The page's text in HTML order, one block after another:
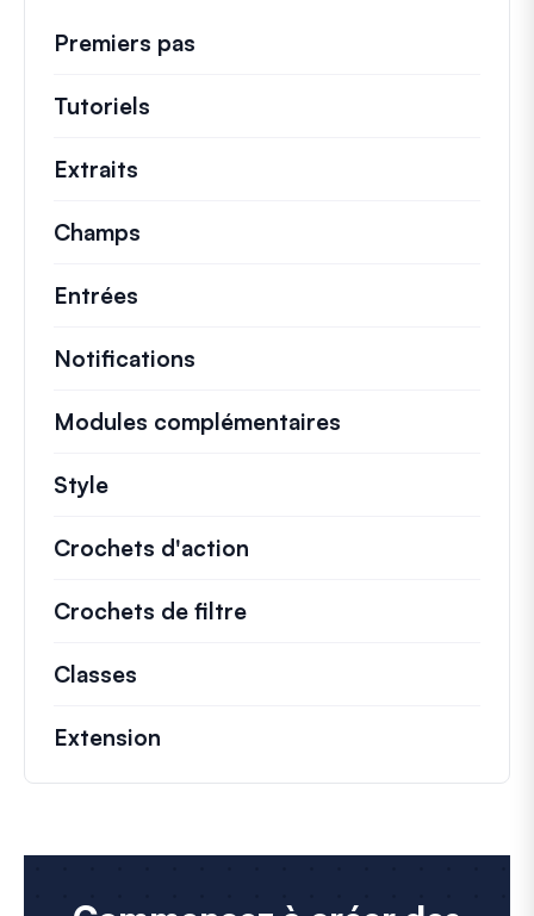
Premiers pas
Tutoriels
Extraits
Champs
Entrées
Notifications
Modules complémentaires
Style
Crochets d'action
Crochets de filtre
Classes
Extension